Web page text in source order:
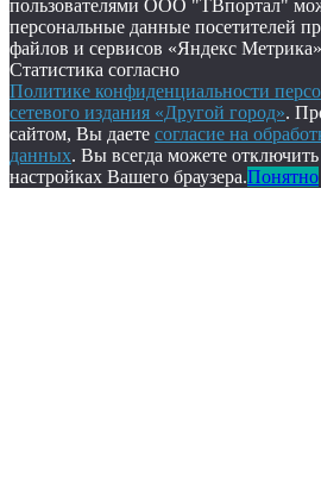
пользователями ООО "ТВпортал"
персональные данные посетителей
файлов и сервисов «Яндекс
Статистика согласно
Политике конфиденциальности
сетевого издания «Другой город».
сайтом, Вы даете согласие на
данных. Вы всегда можете
настройках Вашего браузера.Понятно